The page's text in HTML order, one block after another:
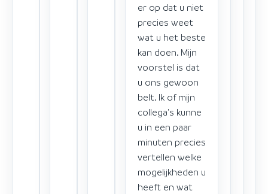
er op dat u niet
precies weet
wat u het beste
kan doen. Mijn
voorstel is dat
u ons gewoon
belt. Ik of mijn
collega's kunne
u in een paar
minuten precies
vertellen welke
mogelijkheden u
heeft en wat